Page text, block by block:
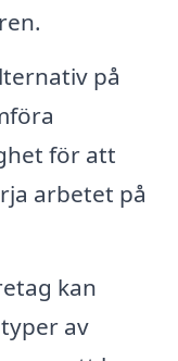
på
för att
arbetet på
kan
av